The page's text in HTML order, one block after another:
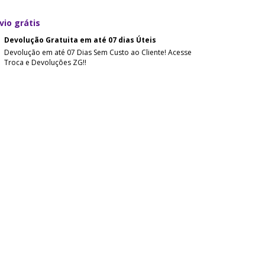
grátis
Devolução Gratuita em até 07 dias Úteis
Devolução em até 07 Dias Sem Custo ao Cliente! Acesse
Troca e Devoluções ZG!!